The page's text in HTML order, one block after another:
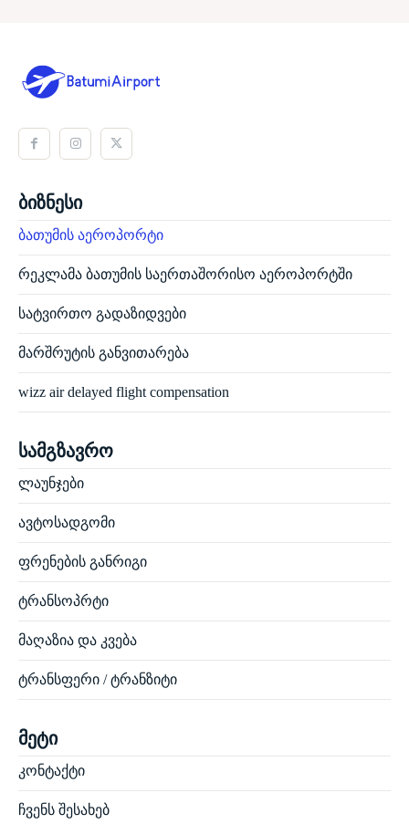
ბიზნესი
ბათუმის აეროპორტი
რეკლამა ბათუმის საერთაშორისო აეროპორტში
სატვირთო გადაზიდვები
მარშრუტის განვითარება
wizz air delayed flight compensation
სამგზავრო
ლაუნჯები
ავტოსადგომი
ფრენების განრიგი
ტრანსოპრტი
მაღაზია და კვება
ტრანსფერი / ტრანზიტი
მეტი
კონტაქტი
ჩვენს შესახებ